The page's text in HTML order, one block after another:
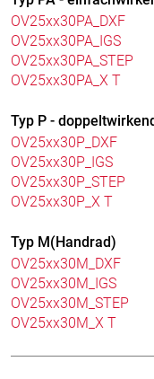
OV25xx30PA_DXF
OV25xx30PA_IGS
OV25xx30PA_STEP
OV25xx30PA_X T
Typ P -
OV25xx30P_DXF
OV25xx30P_IGS
OV25xx30P_STEP
OV25xx30P_X T
Typ M(Handrad)
OV25xx30M_DXF
OV25xx30M_IGS
OV25xx30M_STEP
OV25xx30M_X T